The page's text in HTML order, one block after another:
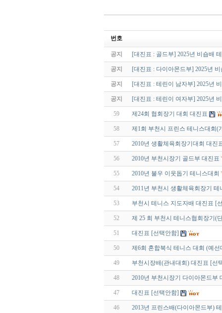
번호
공지 [대진표 : 골드부] 2025년 비숍배
공지 [대진표 : 다이아몬드부] 2025년
공지 [대진표 : 테린이 남자부] 2025년
공지 [대진표 : 테린이 여자부] 2025년
59 제24회 협회장기 대회 대진표
58 제1회 부천시 프린스 테니스대회(
57 2010년 생활체육회장기대회 대진
56 2010년 부천시장기 골드부 대진표
55 2010년 불우 이웃돕기 테니스대회
54 2011년 부천시 생활체육회장기
53 부천시 테니스 지도자배 대진표 [
52 제 25 회 부천시 테니스협회장기(
51 대진표 [선택안함]
50 제6회 혼합북식 테니스 대회 (예선
49 부천시장배(관내대회) 대진표 [선
48 2010년 부천시장기 다이아몬드부
47 대진표 [선택안함]
46 2013년 프린스배(다이아몬드부)